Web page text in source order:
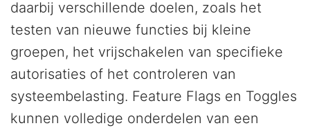
daarbij verschillende doelen, zoals het
testen van nieuwe functies bij kleine
groepen, het vrijschakelen van specifieke
autorisaties of het controleren van
systeembelasting. Feature Flags en Toggles
kunnen volledige onderdelen van een